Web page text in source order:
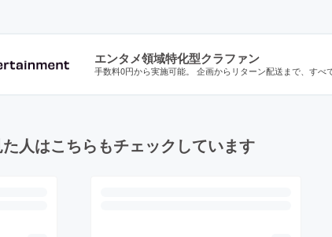
エンタメ領域特化型クラファン
手数料0円から実施可能。 企画からリターン配送まで、すべ
人はこちらもチェックしています